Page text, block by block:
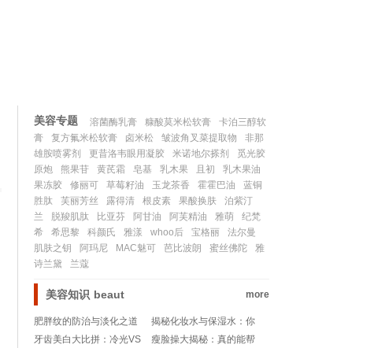
美容专题 溶菌酶乳膏 糠酸莫米松软膏
卡泊三醇软
膏
复方氟米松软膏 卤米松 皱波角叉菜提取物
非那
雄胺喷雾剂
更昔洛韦眼用凝胶 米诺地尔搽剂
觅光胶
原炮
熊果苷 黄芪霜 皂基 乳木果 且初
乳木果油
果冻胶
修丽可 草莓籽油 玉龙茶香 霍霍巴油
蓝铜
胜肽
芙丽芳丝 露得清 根皮素 果酸换肤
泊紫汀
兰
脱羧肌肽 比亚芬 阿甘油 阿芙精油 雅萌
纪梵
希
希思黎 科颜氏 雅漾 whoo后 宝格丽
法尔曼
肌肤之钥
阿玛尼 MAC魅可 芭比波朗 蜜丝佛陀
雅
诗兰黛
兰蔻
美容知识 beaut more
肥胖纹的防治与淡化之道
揭秘化妆水与保湿水：你
真的分清了吗？
牙齿美白大比拼：冷光VS
瘦脸操大揭秘：真的能帮